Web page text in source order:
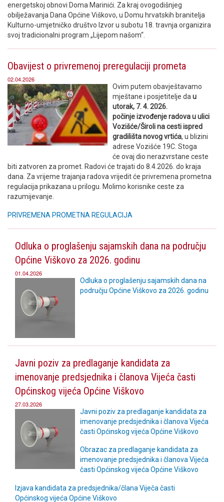
energetskoj obnovi Doma Marinići. Za kraj ovogodišnjeg
obilježavanja Dana Općine Viškovo, u Domu hrvatskih branitelja
Kulturno-umjetničko društvo Izvor u subotu 18. travnja organizira
svoj tradicionalni program „Lijepom našom“.
Obavijest o privremenoj preregulaciji prometa
02.04.2026
Ovim putem obavještavamo
mještane i posjetitelje da u
utorak, 7. 4. 2026.
počinje izvođenje radova u ulici
Vozišće/Široli na cesti ispred
gradilišta novog vrtića, u blizini
adrese Vozišće 19C. Stoga
će ovaj dio nerazvrstane ceste
biti zatvoren za promet. Radovi će trajati do 8.4.2026. do kraja
dana. Za vrijeme trajanja radova vrijedit će privremena prometna
regulacija prikazana u prilogu. Molimo korisnike ceste za
razumijevanje.
PRIVREMENA PROMETNA REGULACIJA
Odluka o proglašenju sajamskih dana na području
Općine Viškovo za 2026. godinu
01.04.2026
Odluka o proglašenju sajamskih dana na
području Općine Viškovo za 2026. godinu
Javni poziv za predlaganje kandidata za
imenovanje predsjednika i članova Vijeća časti
Općinskog vijeća Općine Viškovo
27.03.2026
Javni poziv za predlaganje kandidata za
imenovanje predsjednika i članova Vijeća
časti Općinskog vijeća Općine Viškovo
Obrazac za predlaganje kandidata za
imenovanje predsjednika i članova Vijeća
časti Općinskog vijeća Općine Viškovo
Izjava kandidata za predsjednika/člana Viječa časti
Općinskog vijeća Općine Viškovo